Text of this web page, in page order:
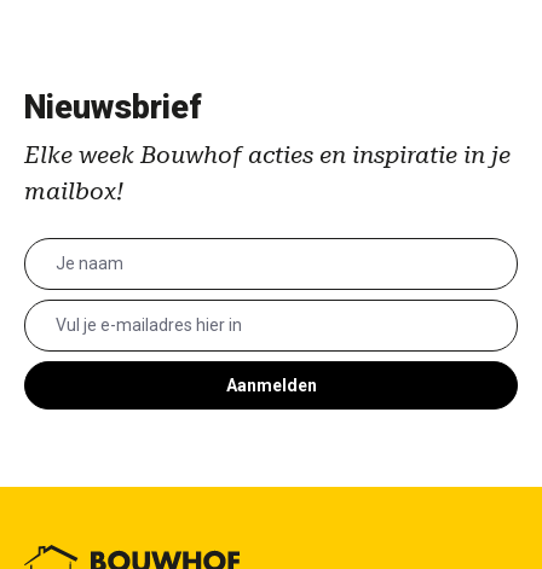
Nieuwsbrief
Elke week Bouwhof acties en inspiratie in je
mailbox!
Aanmelden